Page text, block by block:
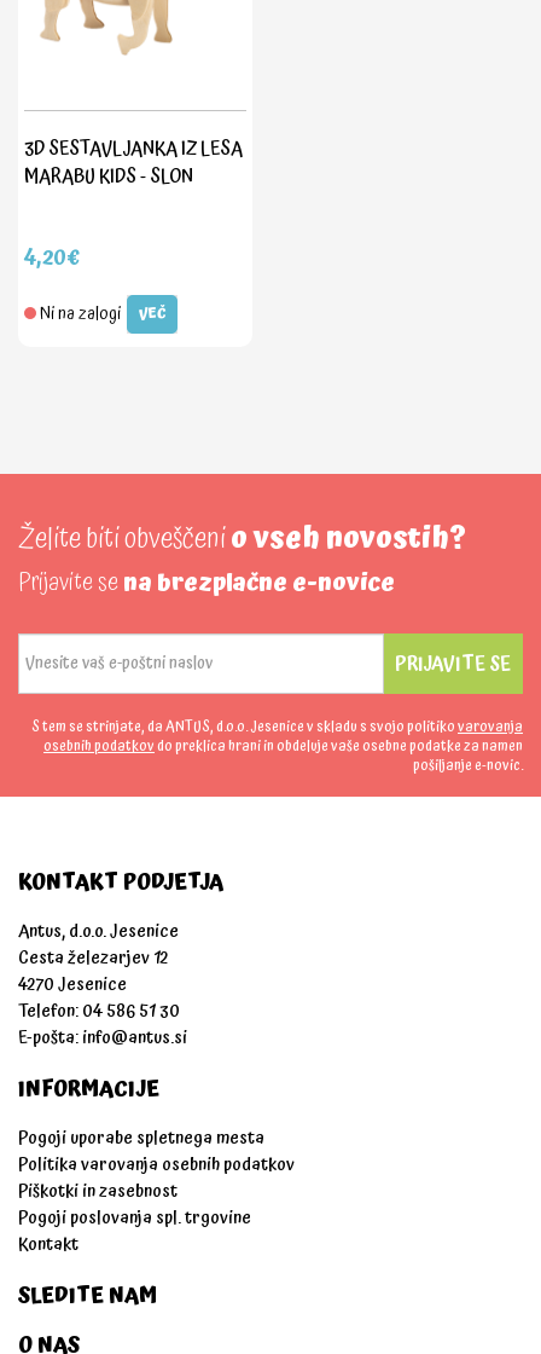
3D SESTAVLJANKA IZ LESA
MARABU KIDS - SLON
4,20€
Ni na zalogi VEČ
Želite biti obveščenio vseh novostih?
Prijavite sena brezplačne e-novice
PRIJAVITE SE
S tem se strinjate, da ANTUS, d.o.o. Jesenice v skladu s svojo politikovarovanja
osebnih podatkovdo preklica hrani in obdeluje vaše osebne podatke za namen
pošiljanje e-novic.
KONTAKT PODJETJA
Antus, d.o.o. Jesenice
Cesta železarjev 12
4270 Jesenice
Telefon: 04 586 51 30
E-pošta:info@antus.si
INFORMACIJE
Pogoji uporabe spletnega mesta
Politika varovanja osebnih podatkov
Piškotki in zasebnost
Pogoji poslovanja spl. trgovine
Kontakt
SLEDITE NAM
O NAS